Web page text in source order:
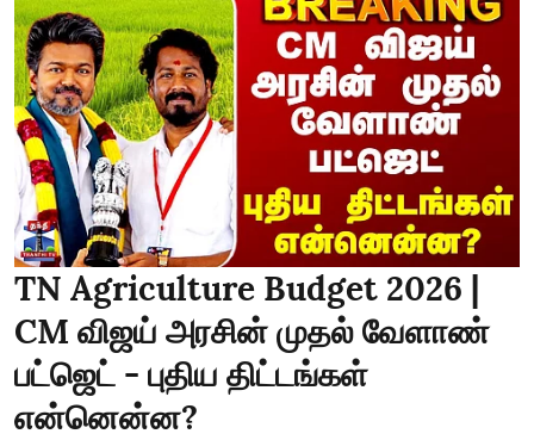
TN Agriculture Budget 2026 |
CM விஜய் அரசின் முதல் வேளாண்
பட்ஜெட் - புதிய திட்டங்கள்
என்னென்ன?